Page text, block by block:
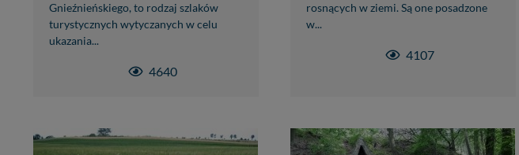
Gnieźnieńskiego, to rodzaj szlaków
turystycznych wytyczanych w celu
ukazania...
4640
rosnących w ziemi. Są one posadzone
w...
4107